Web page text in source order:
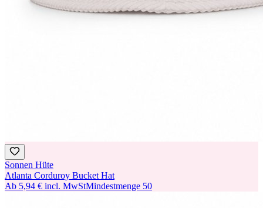
Sonnen Hüte
Atlanta Corduroy Bucket Hat
Ab 5,94 € incl. MwStMindestmenge 50